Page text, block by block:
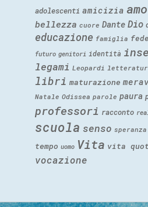
adolescenti amicizia
bellezza cuore Dante Dio
educazione famiglia fede
futuro genitori identità
legami Leopardi
libri maturazione
Natale Odissea parole paura
professori racconto
scuola senso speranza
tempo uomo Vita vita
vocazione